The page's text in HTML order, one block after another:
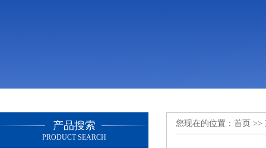
产品搜索
PRODUCT SEARCH
您现在的位置： 首页 >>